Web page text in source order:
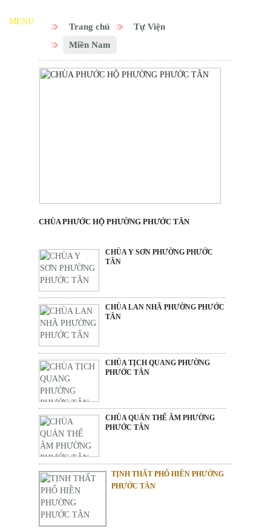
MENU
Trang chủ
Tự Viện
Miền Nam
CHÙA PHƯỚC HỘ PHƯỜNG PHƯỚC TÂN
CHÙA Y SƠN PHƯỜNG PHƯỚC
TÂN
CHÙA LAN NHÃ PHƯỜNG PHƯỚC
TÂN
CHÙA TỊCH QUANG PHƯỜNG
PHƯỚC TÂN
CHÙA QUÁN THẾ ÂM PHƯỜNG
PHƯỚC TÂN
TỊNH THẤT PHỔ HIỀN PHƯỜNG
PHƯỚC TÂN